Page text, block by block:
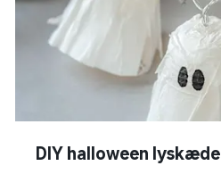
DIY halloween lyskæde